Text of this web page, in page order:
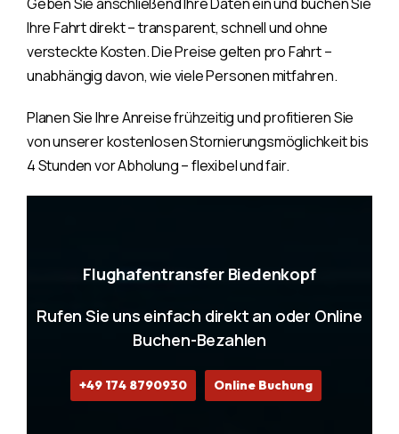
Ihre Fahrt direkt – transparent, schnell und ohne
versteckte Kosten. Die Preise gelten pro Fahrt –
unabhängig davon, wie viele Personen mitfahren.
Planen Sie Ihre Anreise frühzeitig und profitieren Sie
von unserer kostenlosen Stornierungsmöglichkeit bis
4 Stunden vor Abholung – flexibel und fair.
Flughafentransfer Biedenkopf
Rufen Sie uns einfach direkt an oder Online
Buchen-Bezahlen
+49 174 8790930 Online Buchung